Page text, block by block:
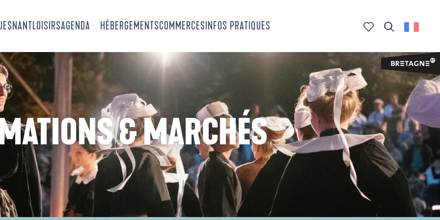
LOISIRSAGENDA HÉBERGEMENTSCOMMERCES INFOS PRATIQUES
& MARCHÉS